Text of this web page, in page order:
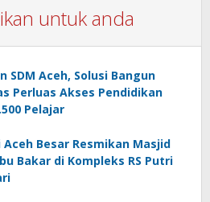
untuk anda
SDM Aceh, Solusi Bangun
Perluas Akses Pendidikan
Pelajar
Aceh Besar Resmikan Masjid
Bakar di Kompleks RS Putri